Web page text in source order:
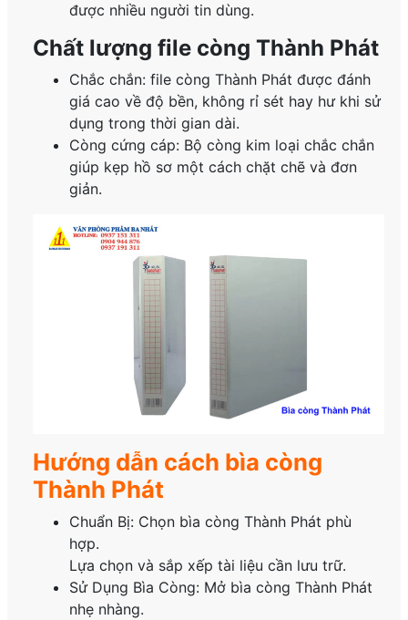
được nhiều người tin dùng.
Chất lượng file còng Thành Phát
Chắc chắn: file còng Thành Phát được đánh
giá cao về độ bền, không rỉ sét hay hư khi sử
dụng trong thời gian dài.
Còng cứng cáp: Bộ còng kim loại chắc chắn
giúp kẹp hồ sơ một cách chặt chẽ và đơn
giản.
Hướng dẫn cách bìa còng
Thành Phát
Chuẩn Bị: Chọn bìa còng Thành Phát phù
hợp.
Lựa chọn và sắp xếp tài liệu cần lưu trữ.
Sử Dụng Bìa Còng: Mở bìa còng Thành Phát
nhẹ nhàng.